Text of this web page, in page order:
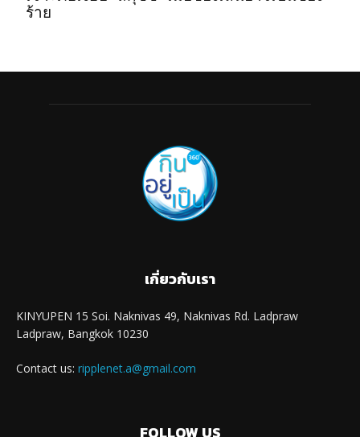
ร้าย
เกี่ยวกับเรา
KINYUPEN 15 Soi. Naknivas 49, Naknivas Rd. Ladpraw
Ladpraw, Bangkok 10230
Contact us: ripplenet.a@gmail.com
FOLLOW US